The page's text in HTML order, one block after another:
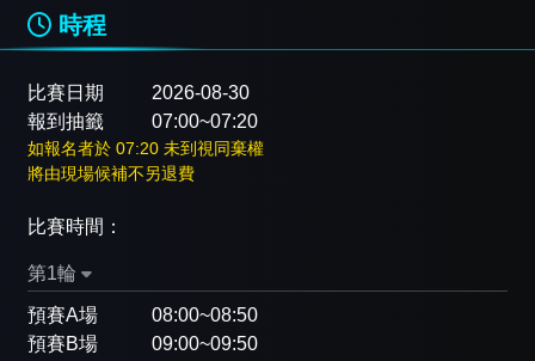
時程
比賽日期
2026-08-30
報到抽籤
07:00~07:20
如報名者於 07:20 未到視同棄權
將由現場候補不另退費
比賽時間：
第1輪
預賽A場
08:00~08:50
預賽B場
09:00~09:50